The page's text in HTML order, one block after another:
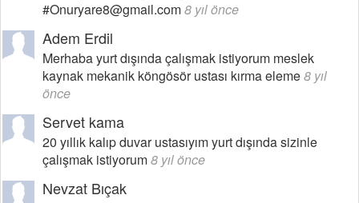
#Onuryare8@gmail.com8 yıl önce
Adem Erdil
Merhaba yurt dışında çalışmak istiyorum meslek
kaynak mekanik köngösör ustası kırma eleme8 yıl
önce
Servet kama
20 yıllık kalıp duvar ustasıyım yurt dışında sizinle
çalışmak istiyorum8 yıl önce
Nevzat Bıçak